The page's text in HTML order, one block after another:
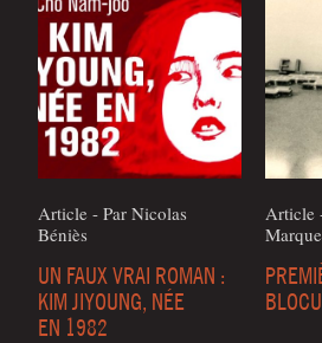
Article - Par Nico­las
Béniès
UN FAUX VRAI ROMAN :
KIM JIYOUNG, NÉE
EN 1982
Article